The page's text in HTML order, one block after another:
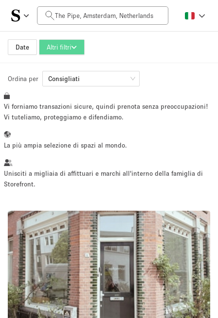
Date Altri filtri
Prezzo al giorno
0€
Dimensioni dello spazio
500+ m²
~ 13 persone
artistico
Servizio
fotografico
Conferenza Meeting Ufficio
Acquista
Condividi
Tipo di spazio
Ordina per Consigliati
Vi forniamo transazioni sicure, quindi prenota senza preoccupazioni!
Vi tuteliamo, proteggiamo e difendiamo.
La più ampia selezione di spazi al mondo.
Unisciti a migliaia di affittuari e marchi all'interno della famiglia di
Storefront.